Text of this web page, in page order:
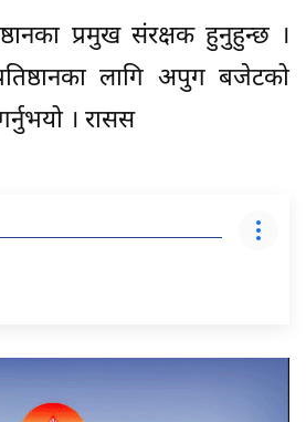
प्रमुख संरक्षक हुनुहुन्छ ।
लागि अपुग बजेटको
। रासस